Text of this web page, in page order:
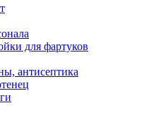
для фартуков
антисептика